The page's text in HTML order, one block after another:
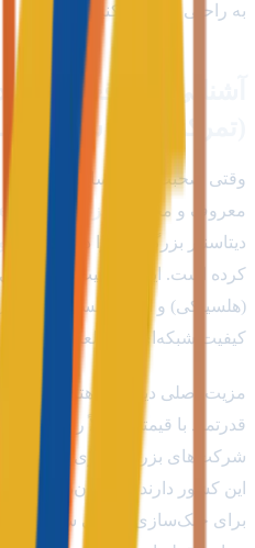
به راحتی مدیریت کنید.
آشنایی با موقعیت‌های
(تمرکز بر دیتاسنتر
وقتی صحبت از زیرساخت دیجیتال
معروف و محبوب
هتزنر (Hetzner Online)
دیتاسنتر بزرگ خود را در شهر
کرده است. این موقعیت جغرافیایی
(هلسینکی) و اتصال مستقیم به
کیفیت شبکه‌ای فوق‌العاده پایدار
مزیت اصلی دیتاسنتر هتزنر
قدرتمند با قیمتی کاملاً رقابتی و
شرکت‌های بزرگ دیگری همچون
این کشور دارند که نشان‌دهنده
برای خنک‌سازی طبیعی سرورها و